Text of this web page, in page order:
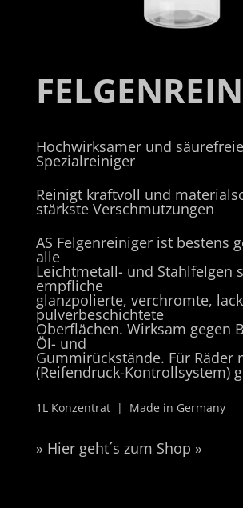
Hochwirksamer und
Spezialreiniger
Reinigt kraftvoll und
stärkste Verschmutzungen
AS Felgenreiniger ist bestens
alle
Leichtmetall- und Stahlfelgen
empfliche
glanzpolierte, verchromte,
pulverbeschichtete
Oberflächen. Wirksam gegen
Öl- und
Gummirückstände. Für Räder
(Reifendruck-Kontrollsystem)
1L Konzentrat | Made in Germany
» Hier geht´s zum Shop »